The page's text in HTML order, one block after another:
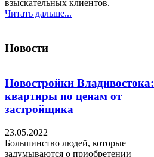
взыскательных клиентов.
Читать дальше...
Новости
Новостройки Владивостока:
квартиры по ценам от
застройщика
23.05.2022
Большинство людей, которые
задумываются о приобретении